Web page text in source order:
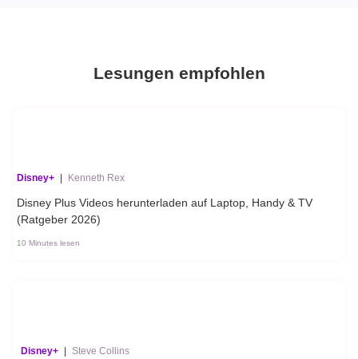
Lesungen empfohlen
Disney+ | Kenneth Rex
Disney Plus Videos herunterladen auf Laptop, Handy & TV
(Ratgeber 2026)
10 Minutes lesen
Disney+ | Steve Collins